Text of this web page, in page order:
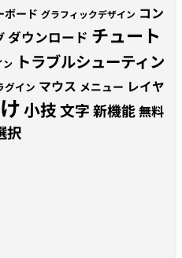
ボード グラフィックデザイン コン
ダウンロード チュート
ン トラブルシューティン
グイン マウス メニュー レイヤ
小技文字新機能無料
択